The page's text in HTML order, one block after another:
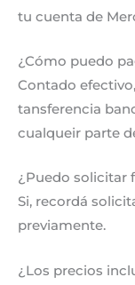
tu cuenta de
¿Cómo puedo
Contado
tansferencia
cualqueir parte
¿Puedo solicitar
Si, recordá
previamente.
¿Los precios